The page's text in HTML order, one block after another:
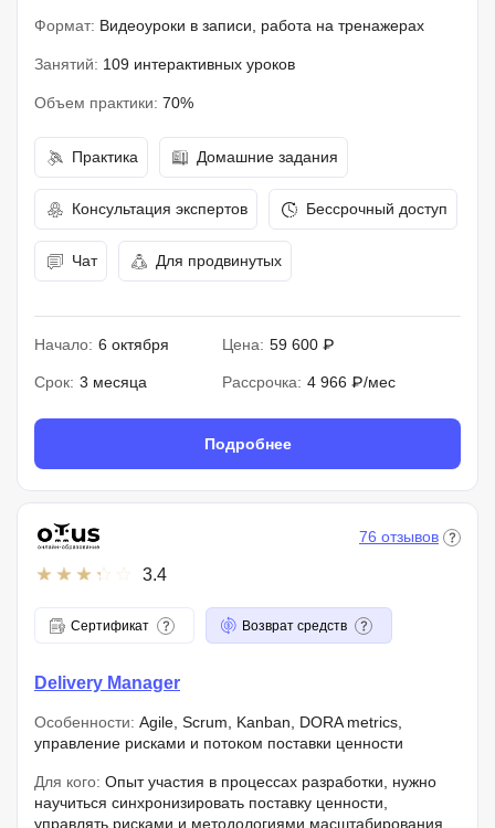
Формат: Видеоуроки в записи, работа на тренажерах
Занятий: 109 интерактивных уроков
Объем практики: 70%
Практика Домашние задания
Консультация экспертов Бессрочный доступ
Чат Для продвинутых
Начало: 6 октября Цена: 59 600 ₽
Срок: 3 месяца Рассрочка: 4 966 ₽/мес
Подробнее
3.4
76 отзывов
Сертификат Возврат средств
Delivery Manager
Особенности: Agile, Scrum, Kanban, DORA metrics,
управление рисками и потоком поставки ценности
Для кого: Опыт участия в процессах разработки, нужно
научиться синхронизировать поставку ценности,
управлять рисками и методологиями масштабирования